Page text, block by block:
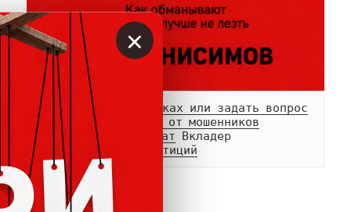
Сообщить о мошенниках или задать вопрос
Памятка о возврате от мошенников
Телеграм-
чат
Белый список инвестиций
×